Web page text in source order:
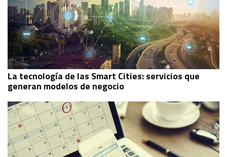
La tecnología de las Smart Cities: servicios que
generan modelos de negocio